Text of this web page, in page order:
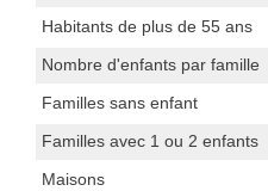
Habitants de plus de 55 ans
Nombre d'enfants par famille
Familles sans enfant
Familles avec 1 ou 2 enfants
Maisons